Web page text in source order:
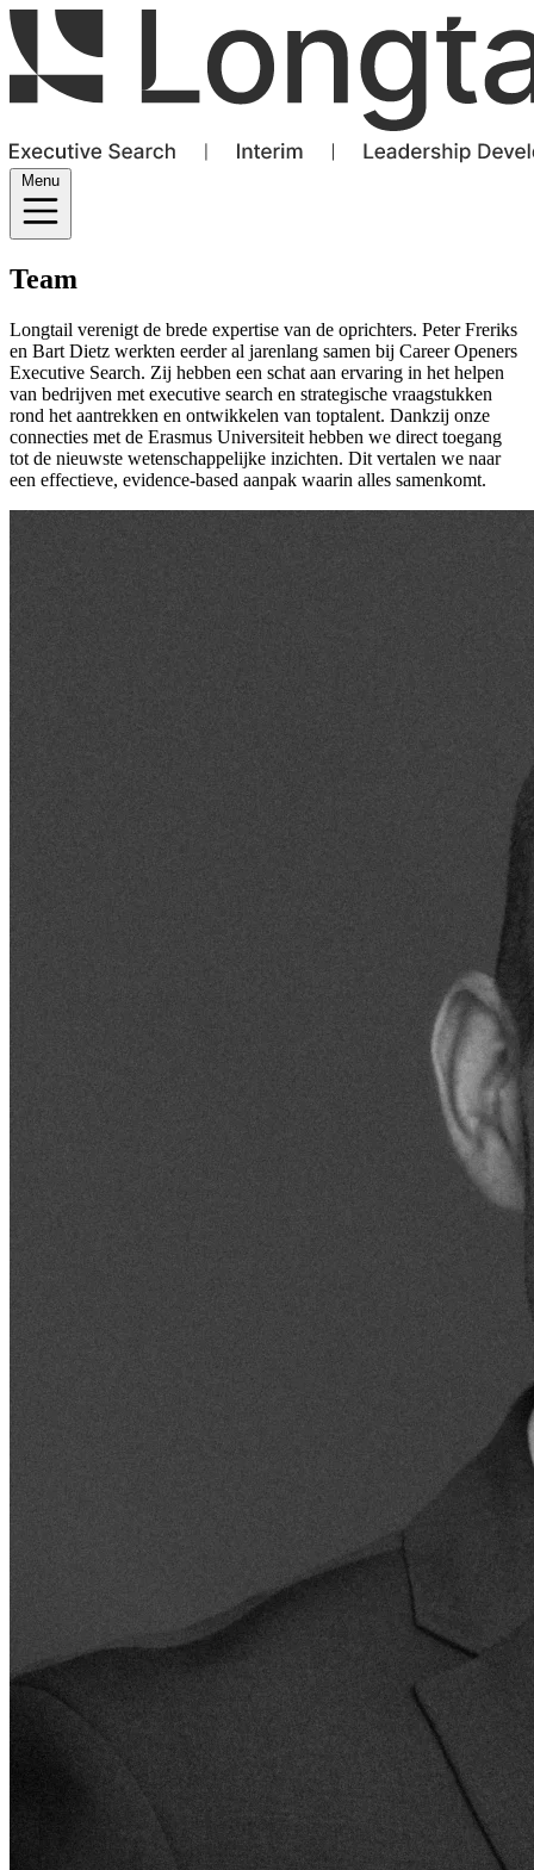
Menu
Team
Longtail verenigt de brede expertise van de oprichters. Peter Freriks
en Bart Dietz werkten eerder al jarenlang samen bij Career Openers
Executive Search. Zij hebben een schat aan ervaring in het helpen
van bedrijven met executive search en strategische vraagstukken
rond het aantrekken en ontwikkelen van toptalent. Dankzij onze
connecties met de Erasmus Universiteit hebben we direct toegang
tot de nieuwste wetenschappelijke inzichten. Dit vertalen we naar
een effectieve, evidence-based aanpak waarin alles samenkomt.